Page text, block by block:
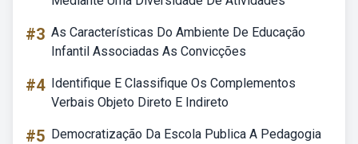
#3 As Características Do Ambiente De Educação
Infantil Associadas As Convicções
#4 Identifique E Classifique Os Complementos
Verbais Objeto Direto E Indireto
#5 Democratização Da Escola Publica A Pedagogia